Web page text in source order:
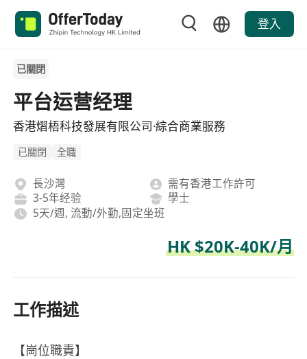
登入
已關閉
平台运营经理
香港熠梧科技發展有限公司·綜合商業服務
已關閉 全職
長沙灣
需有香港工作許可
3-5年经验
學士
5天/週, 流動/外勤,固定坐班
HK $20K-40K/月
工作描述
【崗位職責】